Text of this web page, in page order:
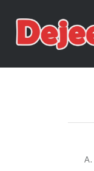
content
A.